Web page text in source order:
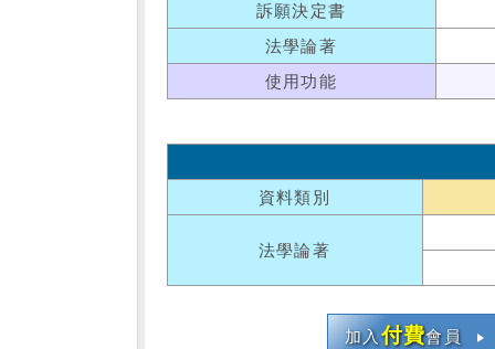
訴願決定書
法學論著
使用功能
資料類別
法學論著
加入付費會員